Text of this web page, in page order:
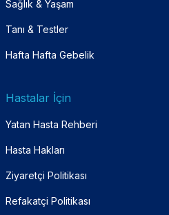
Sağlık & Yaşam
Tanı & Testler
Hafta Hafta Gebelik
Hastalar İçin
Yatan Hasta Rehberi
Hasta Hakları
Ziyaretçi Politikası
Refakatçi Politikası